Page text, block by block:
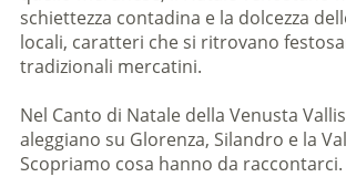
schiettezza contadina e la dolcezza
locali, caratteri che si ritrovano
tradizionali mercatini.
Nel Canto di Natale della Venusta
aleggiano su Glorenza, Silandro e la
Scopriamo cosa hanno da raccontarci.